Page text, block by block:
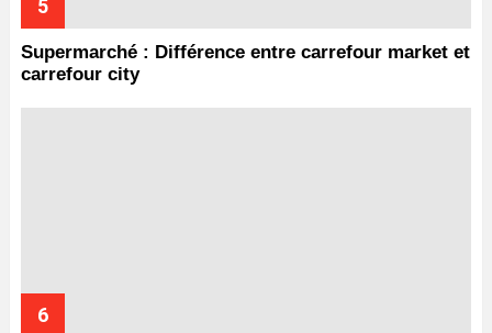
Supermarché : Différence entre carrefour market et
carrefour city